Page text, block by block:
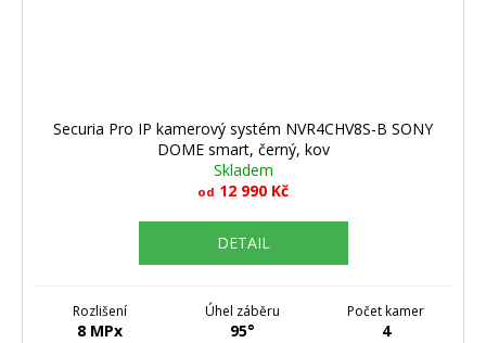
Securia Pro IP kamerový systém NVR4CHV8S-B SONY
DOME smart, černý, kov
Skladem
od 12 990 Kč
DETAIL
Rozlišení
8 MPx
Úhel záběru
95°
Počet kamer
4